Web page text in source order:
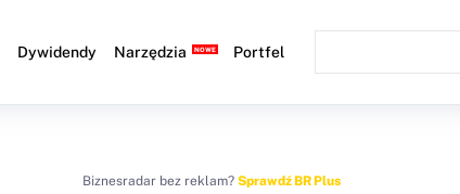
Dywidendy Narzędzia Portfel
Biznesradar bez reklam? Sprawdź BR Plus